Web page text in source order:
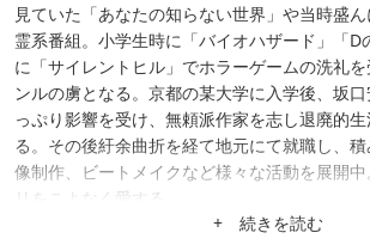
見ていた「あなたの知らない世界」や当時盛
霊系番組。小学生時に「バイオハザード」「D
に「サイレントヒル」でホラーゲームの洗礼
ンルの虜となる。京都の某大学に入学後、坂
っぷり影響を受け、無頼派作家を志し退廃的
る。その後紆余曲折を経て地元にて就職し、
像制作、ビートメイクなど様々な活動を展開
リをこよなく愛する。
+ 続きを読む